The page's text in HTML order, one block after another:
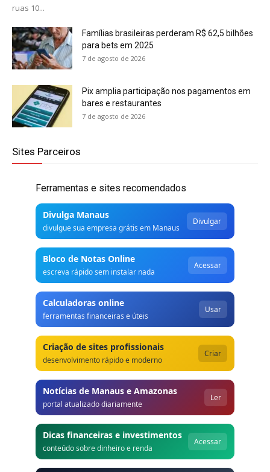
ruas 10...
Famílias brasileiras perderam R$ 62,5 bilhões
para bets em 2025
7 de agosto de 2026
Pix amplia participação nos pagamentos em
bares e restaurantes
7 de agosto de 2026
Sites Parceiros
Ferramentas e sites recomendados
Divulga Manaus
divulgue sua empresa grátis em Manaus
Divulgar
Bloco de Notas Online
escreva rápido sem instalar nada
Acessar
Calculadoras online
ferramentas financeiras e úteis
Usar
Criação de sites profissionais
desenvolvimento rápido e moderno
Criar
Notícias de Manaus e Amazonas
portal atualizado diariamente
Ler
Dicas financeiras e investimentos
conteúdo sobre dinheiro e renda
Acessar